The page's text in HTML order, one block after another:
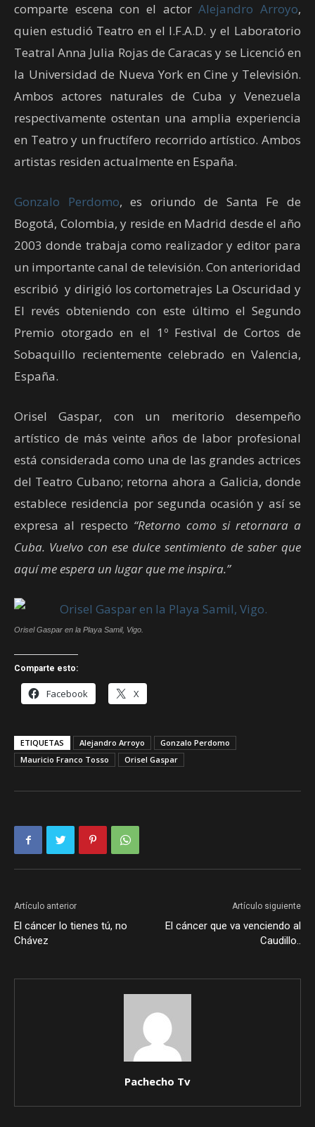
comparte escena con el actorAlejandro Arroyo,
quien estudió Teatro en el I.F.A.D. y el Laboratorio
Teatral Anna Julia Rojas de Caracas y se Licenció en
la Universidad de Nueva York en Cine y Televisión.
Ambos actores naturales de Cuba y Venezuela
respectivamente ostentan una amplia experiencia
en Teatro y un fructífero recorrido artístico. Ambos
artistas residen actualmente en España.
Gonzalo Perdomo, es oriundo de Santa Fe de
Bogotá, Colombia, y reside en Madrid desde el año
2003 donde trabaja como realizador y editor para
un importante canal de televisión. Con anterioridad
escribió y dirigió los cortometrajes La Oscuridad y
El revés obteniendo con este último el Segundo
Premio otorgado en el 1º Festival de Cortos de
Sobaquillo recientemente celebrado en Valencia,
España.
Orisel Gaspar, con un meritorio desempeño
artístico de más veinte años de labor profesional
está considerada como una de las grandes actrices
del Teatro Cubano; retorna ahora a Galicia, donde
establece residencia por segunda ocasión y así se
expresa al respecto “Retorno como si retornara a
Cuba. Vuelvo con ese dulce sentimiento de saber que
aquí me espera un lugar que me inspira.”
Orisel Gaspar en la Playa Samil, Vigo.
Comparte esto:
Facebook X
ETIQUETAS Alejandro Arroyo
Gonzalo Perdomo
Mauricio Franco Tosso
Orisel Gaspar
Artículo anterior
El cáncer lo tienes tú, no
Chávez
Artículo siguiente
El cáncer que va venciendo al
Caudillo..
Pachecho Tv